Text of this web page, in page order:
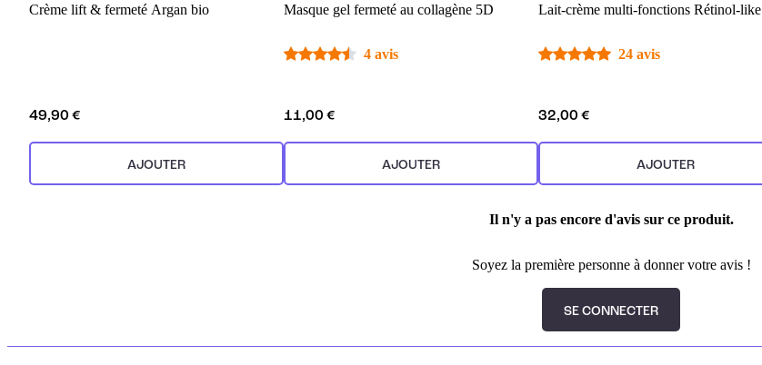
Crème lift & fermeté Argan bio
49,90 €
AJOUTER
Masque gel fermeté au collagène 5D
4 avis
11,00 €
AJOUTER
Lait-crème multi-fonctions Rétinol-like
24 avis
32,00 €
AJOUTER
Il n'y a pas encore d'avis sur ce produit.
Soyez la première personne à donner votre avis !
SE CONNECTER